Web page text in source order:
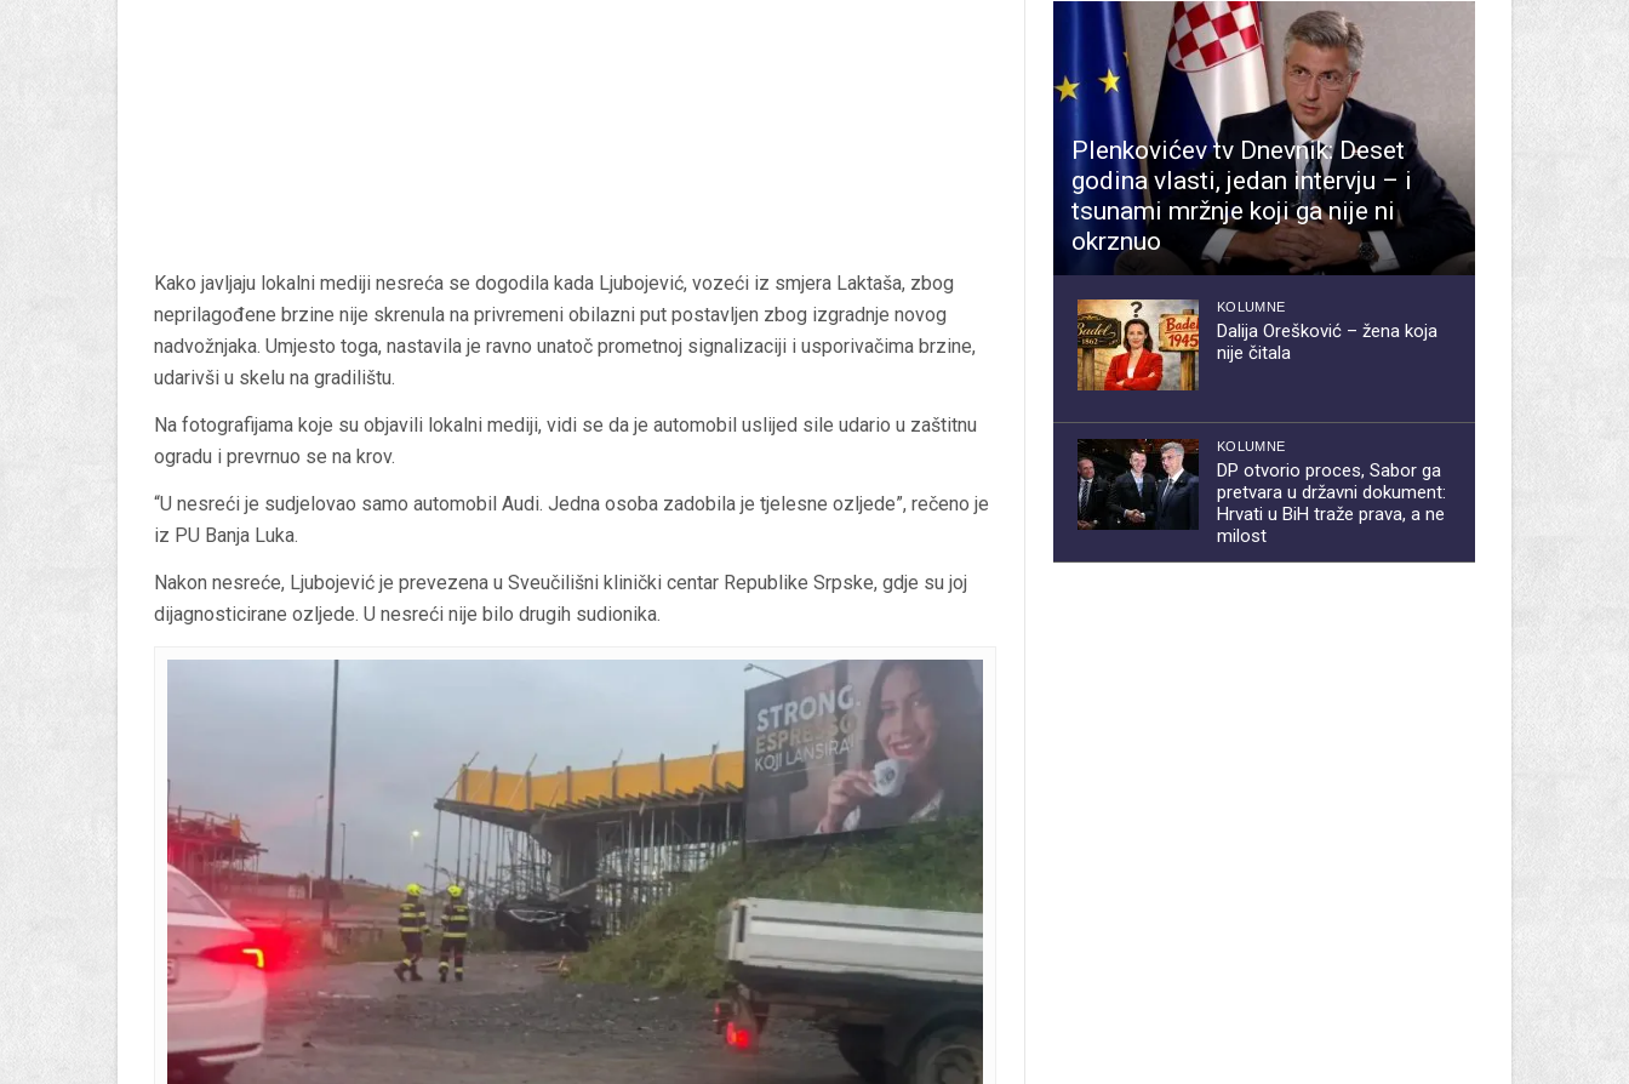
Kako javljaju lokalni mediji nesreća se dogodila kada Ljubojević, vozeći iz smjera Laktaša, zbog
neprilagođene brzine nije skrenula na privremeni obilazni put postavljen zbog izgradnje novog
nadvožnjaka. Umjesto toga, nastavila je ravno unatoč prometnoj signalizaciji i usporivačima brzine,
udarivši u skelu na gradilištu.
Na fotografijama koje su objavili lokalni mediji, vidi se da je automobil uslijed sile udario u zaštitnu
ogradu i prevrnuo se na krov.
“U nesreći je sudjelovao samo automobil Audi. Jedna osoba zadobila je tjelesne ozljede”, rečeno je
iz PU Banja Luka.
Nakon nesreće, Ljubojević je prevezena u Sveučilišni klinički centar Republike Srpske, gdje su joj
dijagnosticirane ozljede. U nesreći nije bilo drugih sudionika.
Plenkovićev tv Dnevnik: Deset
godina vlasti, jedan intervju – i
tsunami mržnje koji ga nije ni
okrznuo
KOLUMNE
Dalija Orešković – žena koja
nije čitala
KOLUMNE
DP otvorio proces, Sabor ga
pretvara u državni dokument:
Hrvati u BiH traže prava, a ne
milost